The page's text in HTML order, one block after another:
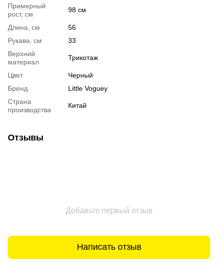
Примерный
рост, см
98 см
Длина, см
56
Рукава, см
33
Верхний
материал
Трикотаж
Цвет
Черный
Бренд
Little Voguey
Страна
производства
Китай
Отзывы
Добавьте первый отзыв
Написать отзыв